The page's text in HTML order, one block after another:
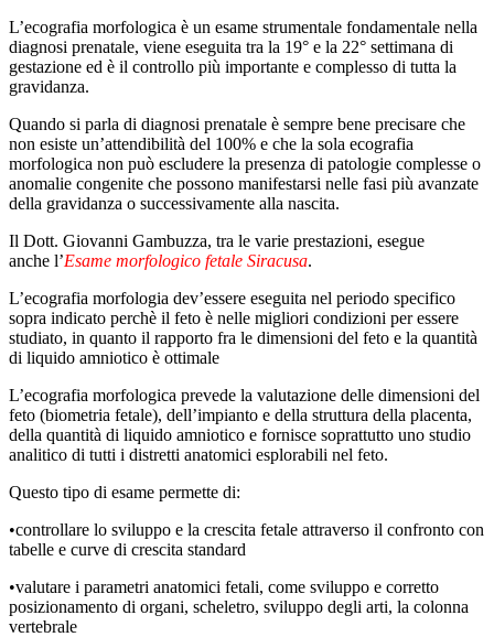
L’ecografia morfologica è un esame strumentale fondamentale nella
diagnosi prenatale, viene eseguita tra la 19° e la 22° settimana di
gestazione ed è il controllo più importante e complesso di tutta la
gravidanza.
Quando si parla di diagnosi prenatale è sempre bene precisare che
non esiste un’attendibilità del 100% e che la sola ecografia
morfologica non può escludere la presenza di patologie complesse o
anomalie congenite che possono manifestarsi nelle fasi più avanzate
della gravidanza o successivamente alla nascita.
Il Dott. Giovanni Gambuzza, tra le varie prestazioni, esegue
anche l’Esame morfologico fetale Siracusa.
L’ecografia morfologia dev’essere eseguita nel periodo specifico
sopra indicato perchè il feto è nelle migliori condizioni per essere
studiato, in quanto il rapporto fra le dimensioni del feto e la quantità
di liquido amniotico è ottimale
L’ecografia morfologica prevede la valutazione delle dimensioni del
feto (biometria fetale), dell’impianto e della struttura della placenta,
della quantità di liquido amniotico e fornisce soprattutto uno studio
analitico di tutti i distretti anatomici esplorabili nel feto.
Questo tipo di esame permette di:
•controllare lo sviluppo e la crescita fetale attraverso il confronto con
tabelle e curve di crescita standard
•valutare i parametri anatomici fetali, come sviluppo e corretto
posizionamento di organi, scheletro, sviluppo degli arti, la colonna
vertebrale